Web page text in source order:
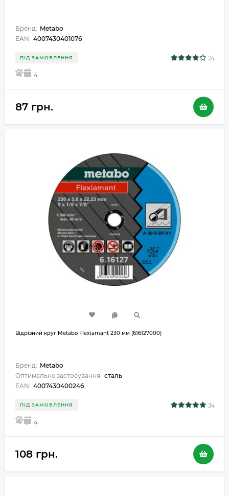
Бренд: Metabo
EAN: 4007430401076
ПІД ЗАМОВЛЕННЯ 24
5 4
87 грн.
Відрізний круг Metabo Flexiamant 230 мм (616127000)
Бренд: Metabo
Оптимальне застосування: сталь
EAN: 4007430400246
ПІД ЗАМОВЛЕННЯ 34
5 4
108 грн.